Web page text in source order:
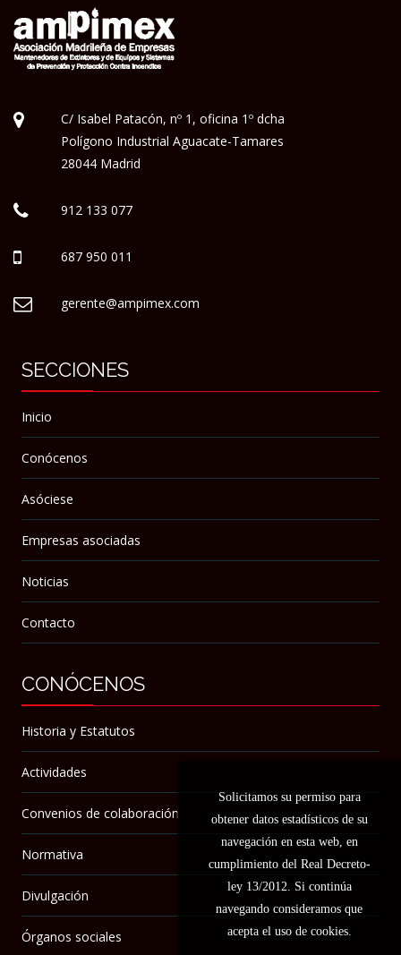
C/ Isabel Patacón, nº 1, oficina 1º dcha
Polígono Industrial Aguacate-Tamares
28044 Madrid
912 133 077
687 950 011
gerente@ampimex.com
SECCIONES
Inicio
Conócenos
Asóciese
Empresas asociadas
Noticias
Contacto
CONÓCENOS
Historia y Estatutos
Actividades
Convenios de colaboración
Normativa
Divulgación
Órganos sociales
Solicitamos su permiso para
obtener datos estadísticos de su
navegación en esta web, en
cumplimiento del Real Decreto-
ley 13/2012. Si continúa
navegando consideramos que
acepta el uso de cookies.